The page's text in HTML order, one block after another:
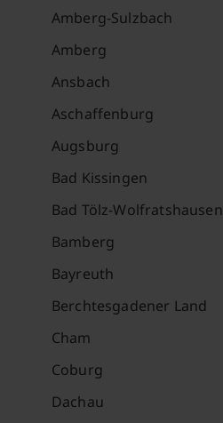
Amberg-Sulzbach
Amberg
Ansbach
Aschaffenburg
Augsburg
Bad Kissingen
Bad Tölz-Wolfratshausen
Bamberg
Bayreuth
Berchtesgadener Land
Cham
Coburg
Dachau